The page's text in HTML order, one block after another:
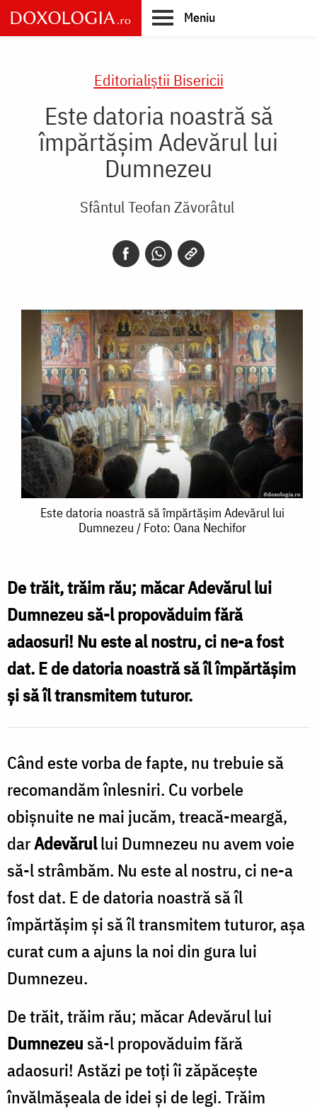
Skip
to
main
Meniu
Editorialiștii Bisericii
Este datoria noastră să
împărtășim Adevărul lui
Dumnezeu
Sfântul Teofan Zăvorâtul
Este
să
împărtășim
Adevărul
lui
Dumnezeu
Foto:
Oana
Nechifor
Este datoria noastră să împărtășim Adevărul lui
Dumnezeu / Foto: Oana Nechifor
De trăit, trăim rău; măcar Adevărul lui
Dumnezeu să-l propovăduim fără
adaosuri! Nu este al nostru, ci ne-a fost
dat. E de datoria noastră să îl împărtăşim
şi să îl transmitem tuturor.
Când este vorba de fapte, nu trebuie să
recomandăm înlesniri. Cu vorbele
obişnuite ne mai jucăm, treacă-meargă,
darAdevărullui Dumnezeu nu avem voie
să-l strâmbăm. Nu este al nostru, ci ne-a
fost dat. E de datoria noastră să îl
împărtăşim şi să îl transmitem tuturor, aşa
curat cum a ajuns la noi din gura lui
Dumnezeu.
De trăit, trăim rău; măcar Adevărul lui
Dumnezeusă-l propovăduim fără
adaosuri! Astăzi pe toţi îi zăpăceşte
învălmăşeala de idei şi de legi. Trăim